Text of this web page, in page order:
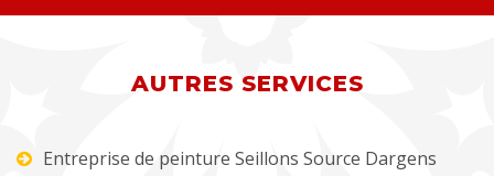
AUTRES SERVICES
Entreprise de peinture Seillons Source Dargens